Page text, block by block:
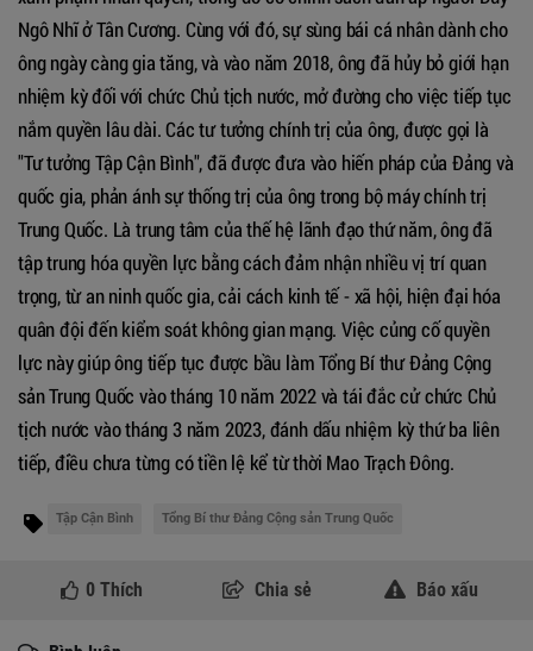
Ngô Nhĩ ở Tân Cương. Cùng với đó, sự sùng bái cá nhân dành cho
ông ngày càng gia tăng, và vào năm 2018, ông đã hủy bỏ giới hạn
nhiệm kỳ đối với chức Chủ tịch nước, mở đường cho việc tiếp tục
nắm quyền lâu dài. Các tư tưởng chính trị của ông, được gọi là
"Tư tưởng Tập Cận Bình", đã được đưa vào hiến pháp của Đảng và
quốc gia, phản ánh sự thống trị của ông trong bộ máy chính trị
Trung Quốc. Là trung tâm của thế hệ lãnh đạo thứ năm, ông đã
tập trung hóa quyền lực bằng cách đảm nhận nhiều vị trí quan
trọng, từ an ninh quốc gia, cải cách kinh tế - xã hội, hiện đại hóa
quân đội đến kiểm soát không gian mạng. Việc củng cố quyền
lực này giúp ông tiếp tục được bầu làm Tổng Bí thư Đảng Cộng
sản Trung Quốc vào tháng 10 năm 2022 và tái đắc cử chức Chủ
tịch nước vào tháng 3 năm 2023, đánh dấu nhiệm kỳ thứ ba liên
tiếp, điều chưa từng có tiền lệ kể từ thời Mao Trạch Đông.
Tập Cận Bình Tổng Bí thư Đảng Cộng sản Trung Quốc
0Thích Chia sẻ Báo xấu